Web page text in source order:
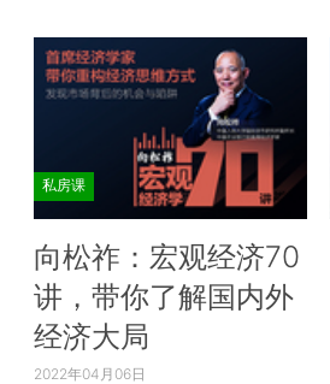
私房课
向松祚：宏观经济70
讲，带你了解国内外
经济大局
2022年04月06日